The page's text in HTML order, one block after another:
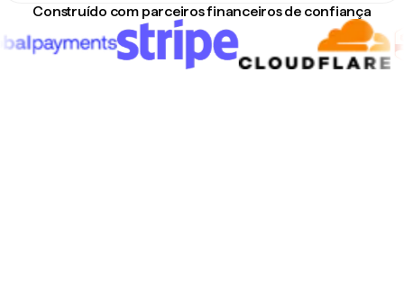
Construído com parceiros financeiros de confiança